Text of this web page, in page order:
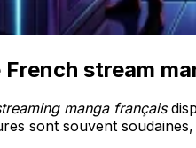
stream
manga français
sont souvent soudaines,